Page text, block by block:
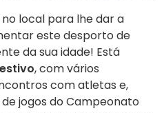
no local para lhe dar a
este desporto de
da sua idade! Está
, com vários
com atletas e,
jogos do Campeonato